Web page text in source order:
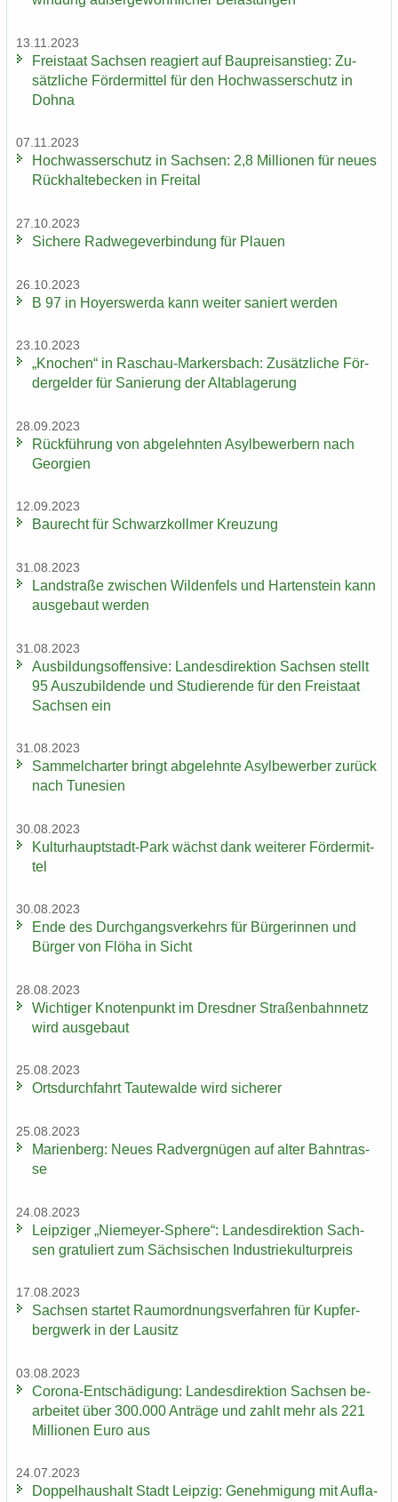
13.11.2023
Frei­staat Sach­sen re­agiert auf Bau­preis­an­stieg: Zu­
sätz­li­che För­der­mit­tel für den Hoch­was­ser­schutz in
Dohna
07.11.2023
Hoch­was­ser­schutz in Sach­sen: 2,8 Mil­lio­nen für neues
Rück­hal­te­be­cken in Frei­tal
27.10.2023
Si­che­re Rad­we­ge­ver­bin­dung für Plau­en
26.10.2023
B 97 in Ho­yers­wer­da kann wei­ter sa­niert wer­den
23.10.2023
„Kno­chen“ in Raschau-​Markersbach: Zu­sätz­li­che För­
der­gel­der für Sa­nie­rung der Alt­ab­la­ge­rung
28.09.2023
Rück­füh­rung von ab­ge­lehn­ten Asyl­be­wer­bern nach
Ge­or­gi­en
12.09.2023
Bau­recht für Schwarz­koll­mer Kreu­zung
31.08.2023
Land­stra­ße zwi­schen Wil­den­fels und Har­ten­stein kann
aus­ge­baut wer­den
31.08.2023
Aus­bil­dungs­of­fen­si­ve: Lan­des­di­rek­ti­on Sach­sen stellt
95 Aus­zu­bil­den­de und Stu­die­ren­de für den Frei­staat
Sach­sen ein
31.08.2023
Sam­mel­char­ter bringt ab­ge­lehn­te Asyl­be­wer­ber zu­rück
nach Tu­ne­si­en
30.08.2023
Kulturhauptstadt-​Park wächst dank wei­te­rer För­der­mit­
tel
30.08.2023
Ende des Durch­gangs­ver­kehrs für Bür­ge­rin­nen und
Bür­ger von Flöha in Sicht
28.08.2023
Wich­ti­ger Kno­ten­punkt im Dresd­ner Stra­ßen­bahn­netz
wird aus­ge­baut
25.08.2023
Orts­durch­fahrt Tau­te­wal­de wird si­che­rer
25.08.2023
Ma­ri­en­berg: Neues Rad­ver­gnü­gen auf alter Bahn­tras­
se
24.08.2023
Leip­zi­ger „Niemeyer-​Sphere“: Lan­des­di­rek­ti­on Sach­
sen gra­tu­liert zum Säch­si­schen In­dus­trie­kul­tur­preis
17.08.2023
Sach­sen star­tet Raum­ord­nungs­ver­fah­ren für Kup­fer­
berg­werk in der Lau­sitz
03.08.2023
Corona-​Entschädigung: Lan­des­di­rek­ti­on Sach­sen be­
ar­bei­tet über 300.000 An­trä­ge und zahlt mehr als 221
Mil­lio­nen Euro aus
24.07.2023
Dop­pel­haus­halt Stadt Leip­zig: Ge­neh­mi­gung mit Auf­la­